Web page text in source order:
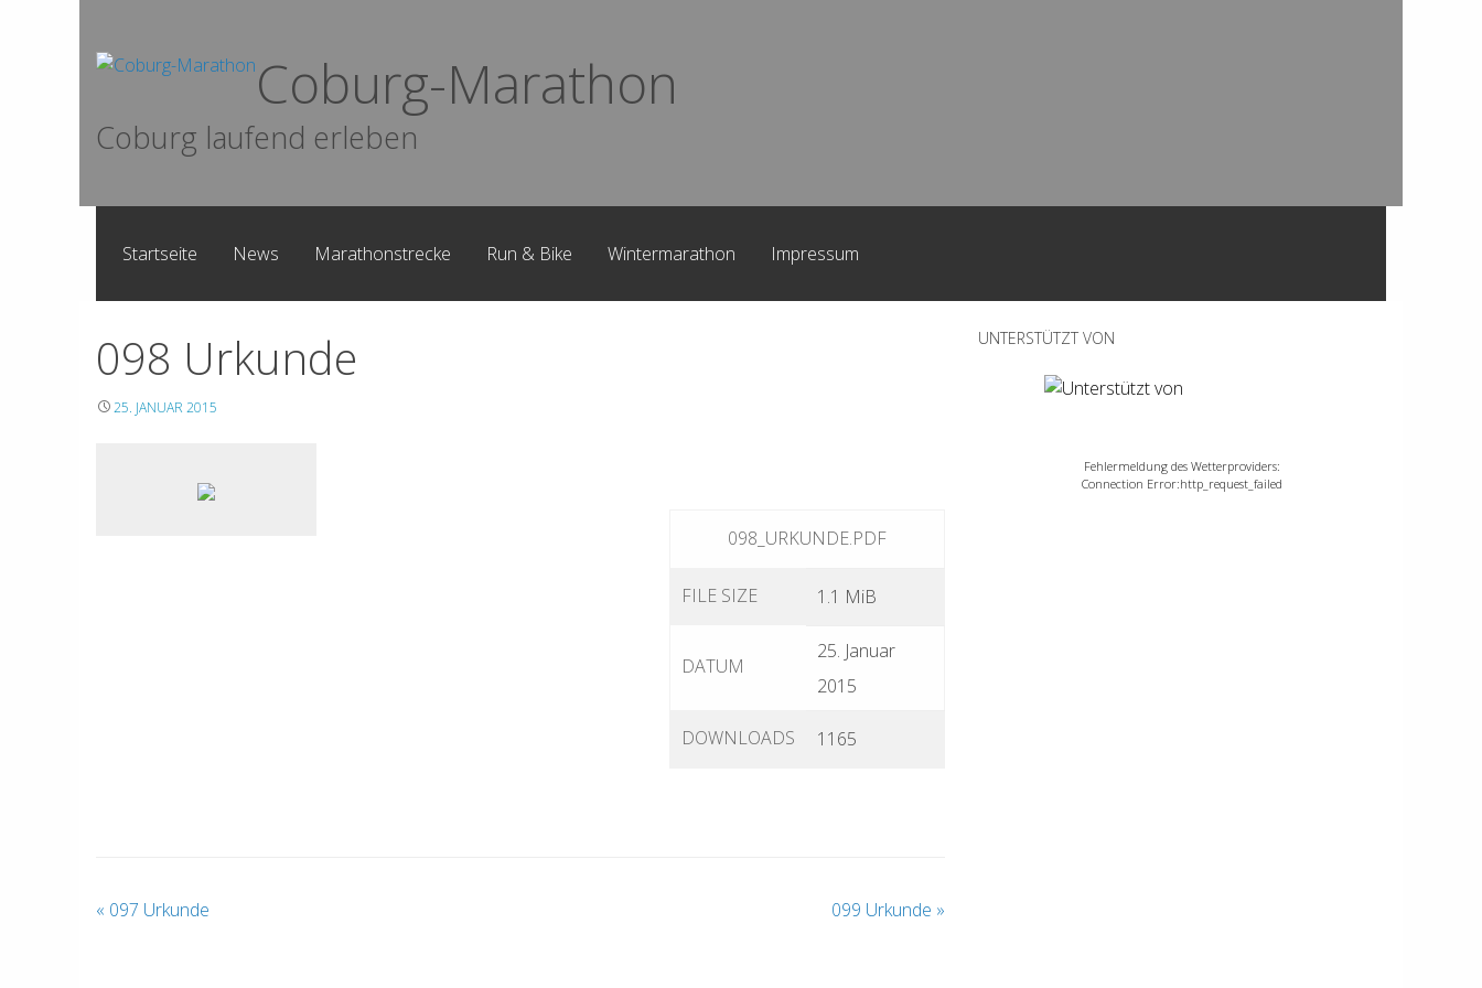
Coburg-Marathon
Coburg laufend erleben
Startseite News Marathonstrecke Run & Bike Wintermarathon Impressum
098 Urkunde
25. JANUAR 2015
098_URKUNDE.PDF
FILE SIZE 1.1 MiB
DATUM
25. Januar
2015
DOWNLOADS 1165
« 097 Urkunde 099 Urkunde »
UNTERSTÜTZT VON
Fehlermeldung des Wetterproviders:
Connection Error:http_request_failed